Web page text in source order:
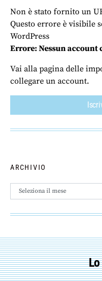
Non è stato fornito un
Questo errore è visibile
WordPress
Errore: Nessun account
Vai alla pagina delle
collegare un account.
ARCHIVIO
Archivio